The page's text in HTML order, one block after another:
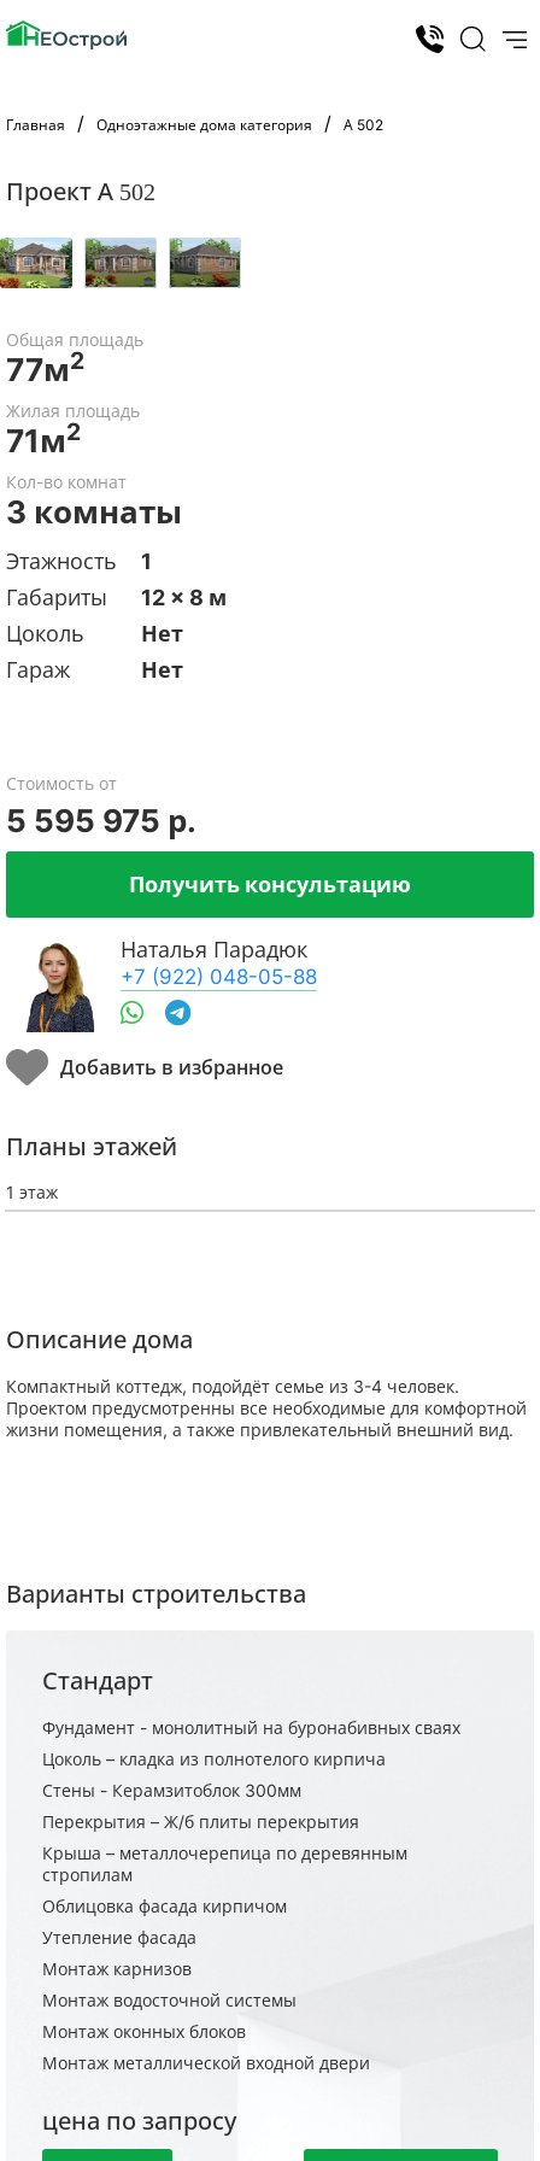
Главная Одноэтажные дома категория А 502
Проект А 502
Общая площадь
77м2
Жилая площадь
71м2
Кол-во комнат
3 комнаты
Этажность
1
Габариты
12 x 8 м
Цоколь
Нет
Гараж
Нет
Стоимость от
5 595 975 р.
Получить консультацию
Наталья Парадюк
+7 (922) 048-05-88
Планы этажей
1 этаж
Описание дома
Компактный коттедж, подойдёт семье из 3-4 человек.
Проектом предусмотренны все необходимые для комфортной
жизни помещения, а также привлекательный внешний вид.
Варианты строительства
Стандарт
Фундамент - монолитный на буронабивных сваях
Цоколь – кладка из полнотелого кирпича
Стены - Керамзитоблок 300мм
Перекрытия – Ж/б плиты перекрытия
Крыша – металлочерепица по деревянным
стропилам
Облицовка фасада кирпичом
Утепление фасада
Монтаж карнизов
Монтаж водосточной системы
Монтаж оконных блоков
Монтаж металлической входной двери
цена по запросу